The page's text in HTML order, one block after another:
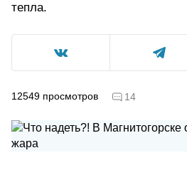
тепла.
12549 просмотров 14